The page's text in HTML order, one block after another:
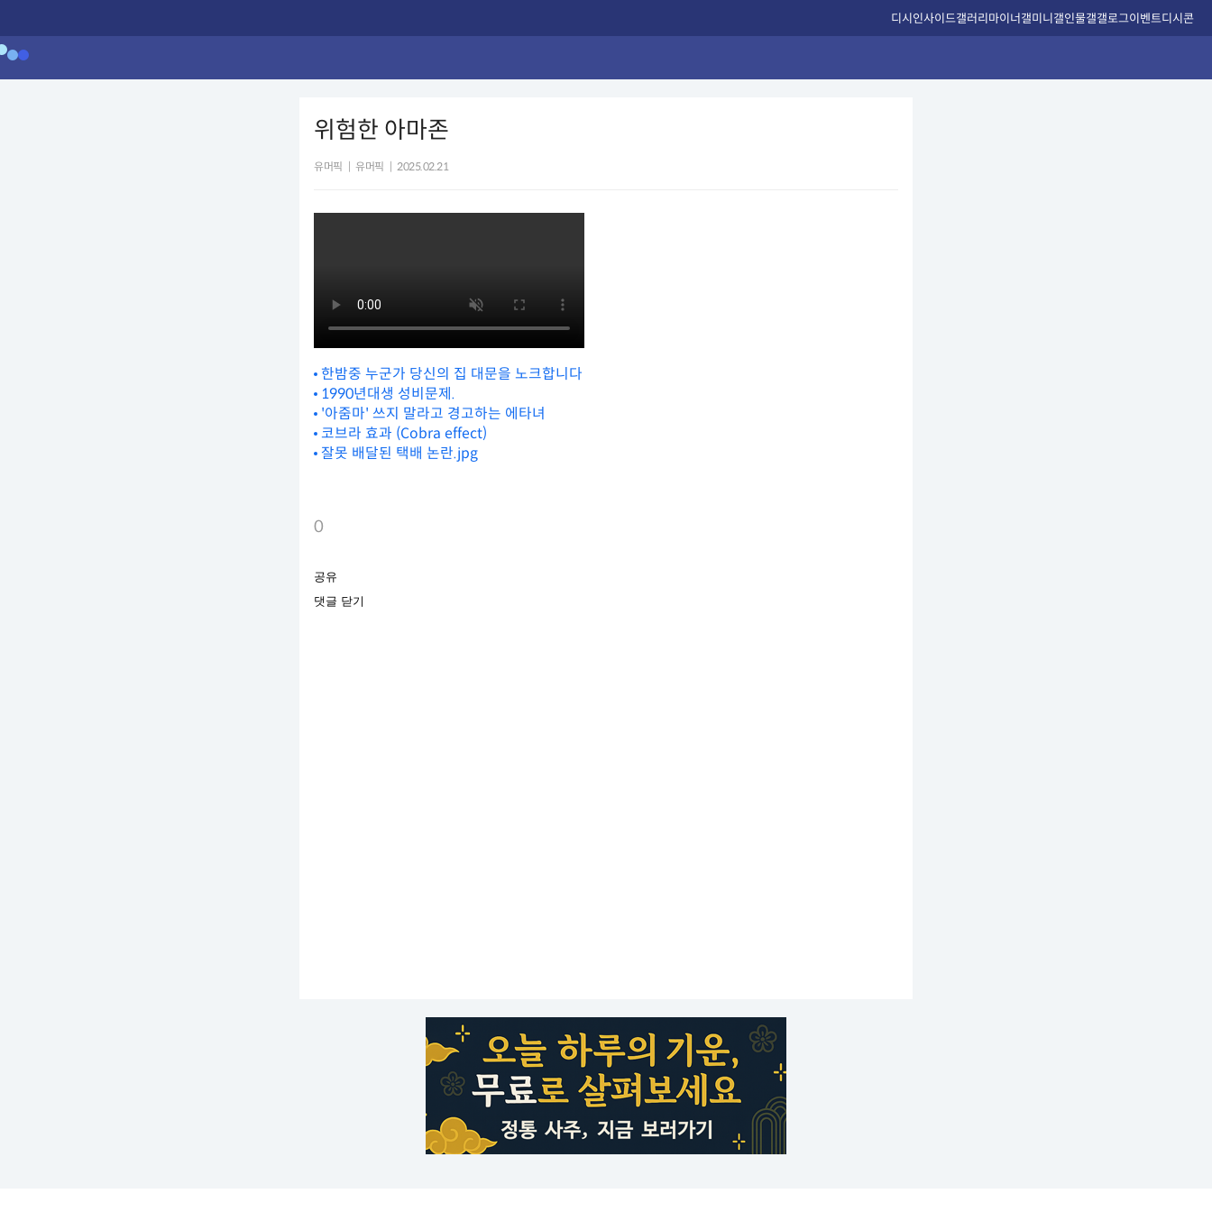
디시인사이드갤러리마이너갤미니갤인물갤갤로그이벤트디시콘
위험한 아마존
유머픽 유머픽 2025.02.21
한밤중 누군가 당신의 집 대문을 노크합니다
1990년대생 성비문제.
'아줌마' 쓰지 말라고 경고하는 에타녀
코브라 효과 (Cobra effect)
잘못 배달된 택배 논란.jpg
0
공유
댓글 닫기